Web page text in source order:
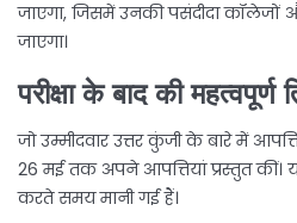
जाएगा, जिसमें उनकी पसंदीदा कॉलेजों
जाएगा।
परीक्षा के बाद की महत्वपूर्ण
जो उम्मीदवार उत्तर कुंजी के बारे में
26 मई तक अपने आपत्तियां प्रस्तुत कीं।
करते समय मानी गई हैं।